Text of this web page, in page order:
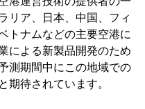
リア、日本、中国、フィ
トナムなどの主要空港に
による新製品開発のため
測期間中にこの地域での
待されています。